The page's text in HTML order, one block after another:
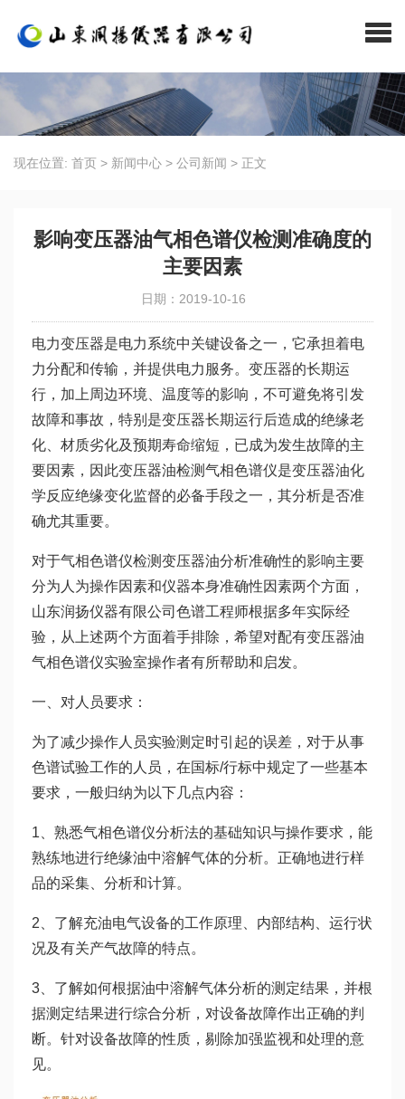
现在位置: 首页 > 新闻中心 > 公司新闻 > 正文
影响变压器油气相色谱仪检测准确度的
主要因素
日期：2019-10-16
电力变压器是电力系统中关键设备之一，它承担着电
力分配和传输，并提供电力服务。变压器的长期运
行，加上周边环境、温度等的影响，不可避免将引发
故障和事故，特别是变压器长期运行后造成的绝缘老
化、材质劣化及预期寿命缩短，已成为发生故障的主
要因素，因此变压器油检测气相色谱仪是变压器油化
学反应绝缘变化监督的必备手段之一，其分析是否准
确尤其重要。
对于气相色谱仪检测变压器油分析准确性的影响主要
分为人为操作因素和仪器本身准确性因素两个方面，
山东润扬仪器有限公司色谱工程师根据多年实际经
验，从上述两个方面着手排除，希望对配有变压器油
气相色谱仪实验室操作者有所帮助和启发。
一、对人员要求：
为了减少操作人员实验测定时引起的误差，对于从事
色谱试验工作的人员，在国标/行标中规定了一些基本
要求，一般归纳为以下几点内容：
1、熟悉气相色谱仪分析法的基础知识与操作要求，能
熟练地进行绝缘油中溶解气体的分析。正确地进行样
品的采集、分析和计算。
2、了解充油电气设备的工作原理、内部结构、运行状
况及有关产气故障的特点。
3、了解如何根据油中溶解气体分析的测定结果，并根
据测定结果进行综合分析，对设备故障作出正确的判
断。针对设备故障的性质，剔除加强监视和处理的意
见。